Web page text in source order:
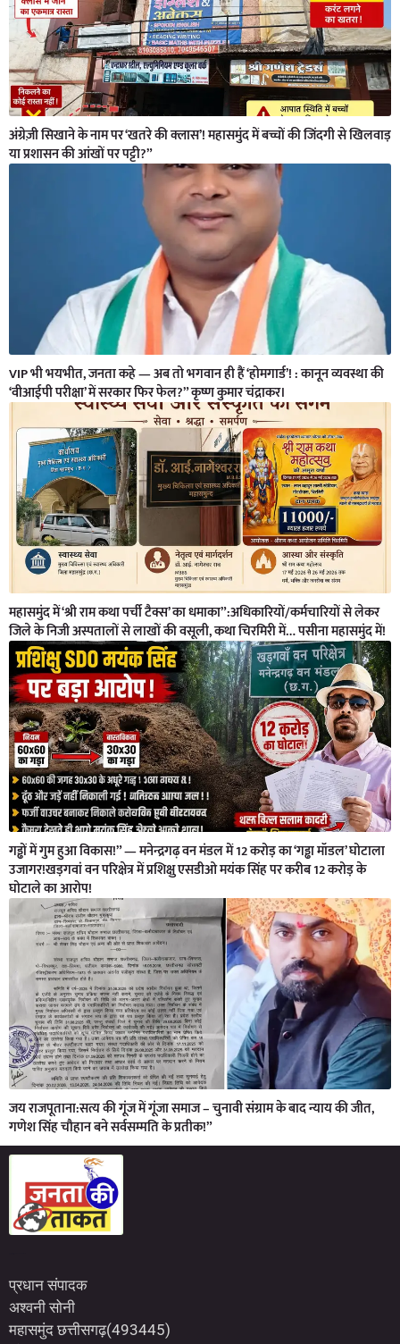
अंग्रेज़ी सिखाने के नाम पर ‘खतरे की क्लास’! महासमुंद में बच्चों की जिंदगी से खिलवाड़
या प्रशासन की आंखों पर पट्टी?”
VIP भी भयभीत, जनता कहे — अब तो भगवान ही हैं ‘होमगार्ड’! : कानून व्यवस्था की
‘वीआईपी परीक्षा’ में सरकार फिर फेल?” कृष्ण कुमार चंद्राकर।
महासमुंद में ‘श्री राम कथा पर्ची टैक्स’ का धमाका”:अधिकारियों/कर्मचारियों से लेकर
जिले के निजी अस्पतालों से लाखों की वसूली, कथा चिरमिरी में… पसीना महासमुंद में!
गड्ढों में गुम हुआ विकास!” — मनेन्द्रगढ़ वन मंडल में 12 करोड़ का ‘गड्ढा मॉडल’ घोटाला
उजागर!खड़गवां वन परिक्षेत्र में प्रशिक्षु एसडीओ मयंक सिंह पर करीब 12 करोड़ के
घोटाले का आरोप!
जय राजपूताना:सत्य की गूंज में गूंजा समाज – चुनावी संग्राम के बाद न्याय की जीत,
गणेश सिंह चौहान बने सर्वसम्मति के प्रतीक!”
प्रधान संपादक
अश्वनी सोनी
महासमुंद छत्तीसगढ़(493445)